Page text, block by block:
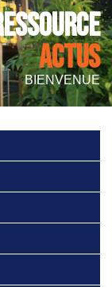
ACTUS
BIENVENUE